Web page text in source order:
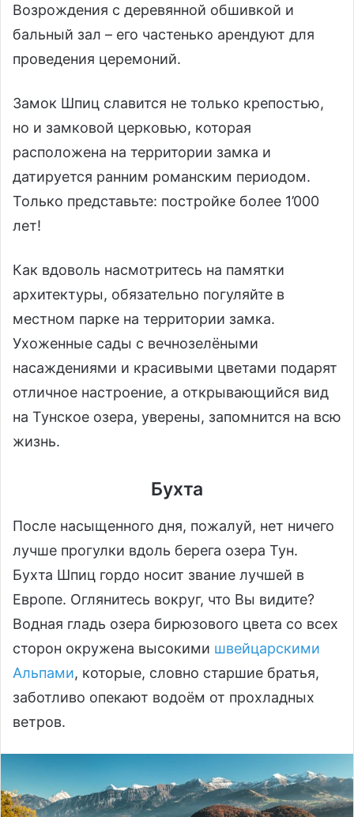
Возрождения с деревянной обшивкой и
бальный зал – его частенько арендуют для
проведения церемоний.
Замок Шпиц славится не только крепостью,
но и замковой церковью, которая
расположена на территории замка и
датируется ранним романским периодом.
Только представьте: постройке более 1’000
лет!
Как вдоволь насмотритесь на памятки
архитектуры, обязательно погуляйте в
местном парке на территории замка.
Ухоженные сады с вечнозелёными
насаждениями и красивыми цветами подарят
отличное настроение, а открывающийся вид
на Тунское озера, уверены, запомнится на всю
жизнь.
Бухта
После насыщенного дня, пожалуй, нет ничего
лучше прогулки вдоль берега озера Тун.
Бухта Шпиц гордо носит звание лучшей в
Европе. Оглянитесь вокруг, что Вы видите?
Водная гладь озера бирюзового цвета со всех
сторон окружена высокими швейцарскими
Альпами, которые, словно старшие братья,
заботливо опекают водоём от прохладных
ветров.